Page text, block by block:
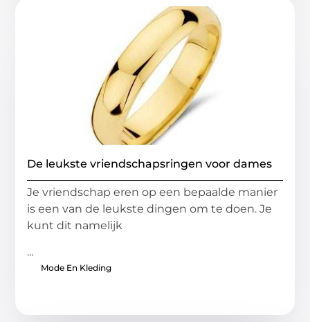
De leukste vriendschapsringen voor dames
Je vriendschap eren op een bepaalde manier
is een van de leukste dingen om te doen. Je
kunt dit namelijk
...
Mode En Kleding